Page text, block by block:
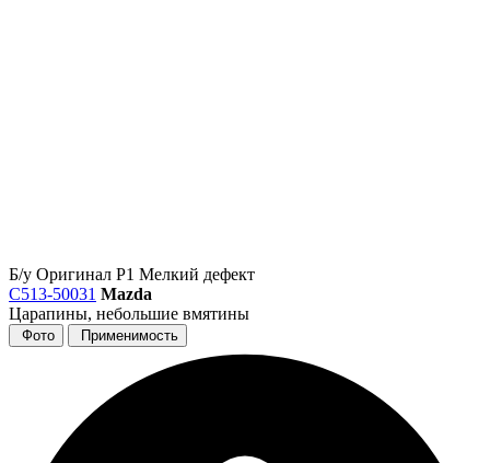
Б/у Оригинал Р1 Мелкий дефект
C513-50031 Mazda
Царапины, небольшие вмятины
Фото Применимость